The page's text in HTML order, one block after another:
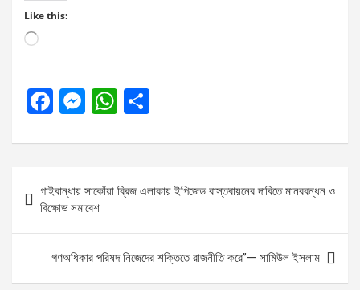
Like this:
Loading…
F
ce
o
o
k
M
se
g
er
W
at
s
A
p
p
ar
Post
navigation
গাইবান্ধায় সাকোঁয়া ব্রিজ এলাকায় ইপিজেড বাস্তবায়নের দাবিতে মানববন্ধন ও
বিক্ষোভ সমাবেশ
গণঅধিকার পরিষদ নিজেদের শক্তিতে রাজনীতি করে”— সামিউল ইসলাম